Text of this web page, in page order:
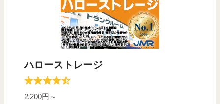
ハローストレージ
2,200円～